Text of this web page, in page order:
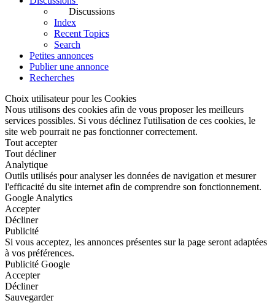
Discussions
Index
Recent Topics
Search
Petites annonces
Publier une annonce
Recherches
Choix utilisateur pour les Cookies
Nous utilisons des cookies afin de vous proposer les meilleurs
services possibles. Si vous déclinez l'utilisation de ces cookies, le
site web pourrait ne pas fonctionner correctement.
Tout accepter
Tout décliner
Analytique
Outils utilisés pour analyser les données de navigation et mesurer
l'efficacité du site internet afin de comprendre son fonctionnement.
Google Analytics
Accepter
Décliner
Publicité
Si vous acceptez, les annonces présentes sur la page seront adaptées
à vos préférences.
Publicité Google
Accepter
Décliner
Sauvegarder